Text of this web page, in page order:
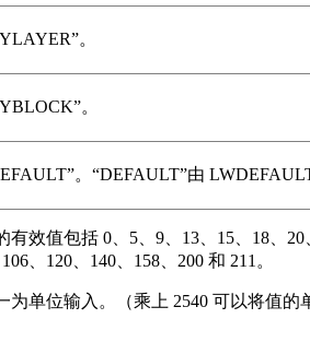
。
。
。“DEFAULT”由
效值包括 0、5、9、13、15、18、20
、120、140、158、200 和 211。
为单位输入。（乘上 2540 可以将值的